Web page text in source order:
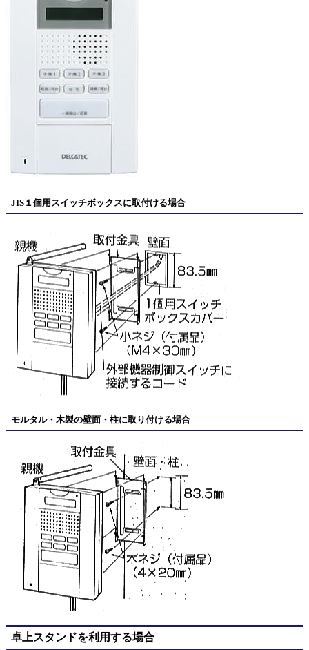
JIS１個用スイッチボックスに取付ける場合
モルタル・木製の壁面・柱に取り付ける場合
卓上スタンドを利用する場合